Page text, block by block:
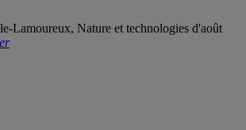
Lamoureux, Nature et technologies d'août